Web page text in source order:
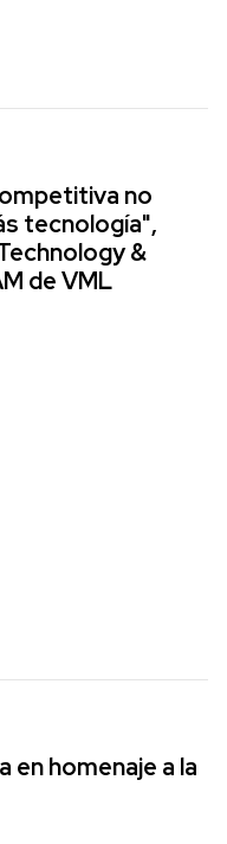
no
tecnología",
&
de VML
en homenaje a la